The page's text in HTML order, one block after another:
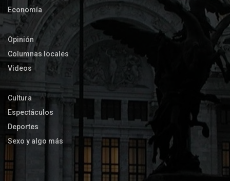
Economía
Opinión
Columnas locales
Videos
Cultura
Espectáculos
Deportes
Sexo y algo más